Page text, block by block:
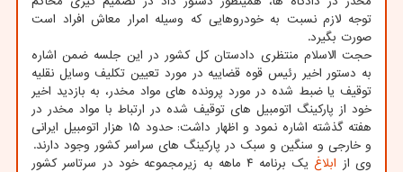
توجه لازم نسبت به خودروهایی که وسیله امرار معاش افراد است
صورت بگیرد.
حجت الاسلام منتظری دادستان کل کشور در این جلسه ضمن اشاره
به دستور اخیر رئیس قوه قضاییه در مورد تعیین تکلیف وسایل نقلیه
توقیف یا ضبط شده در مورد پرونده های مواد مخدر، به بازدید اخیر
خود از پارکینگ اتومبیل های توقیف شده در ارتباط با مواد مخدر در
هفته گذشته اشاره نمود و اظهار داشت: حدود ۱۵ هزار اتومبیل ایرانی
و خارجی و سنگین و سبک در پارکینگ های سراسر کشور وجود دارند.
وی از ابلاغ
یک برنامه ۴ ماهه به زیرمجموعه خود در سرتاسر کشور